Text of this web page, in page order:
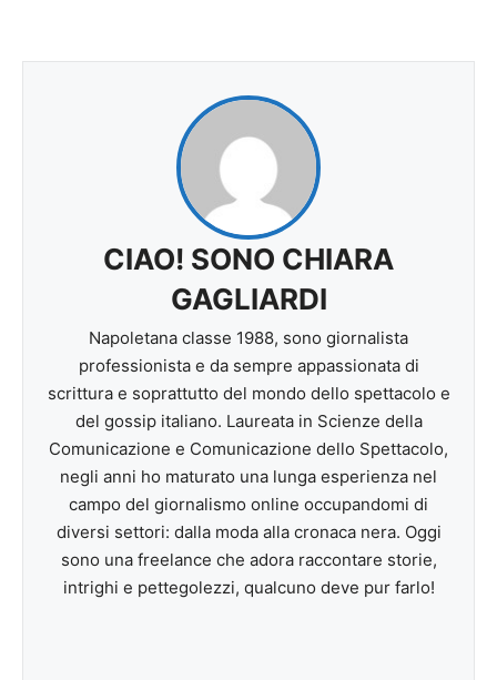
CIAO! SONO CHIARA
GAGLIARDI
Napoletana classe 1988, sono giornalista
professionista e da sempre appassionata di
scrittura e soprattutto del mondo dello spettacolo e
del gossip italiano. Laureata in Scienze della
Comunicazione e Comunicazione dello Spettacolo,
negli anni ho maturato una lunga esperienza nel
campo del giornalismo online occupandomi di
diversi settori: dalla moda alla cronaca nera. Oggi
sono una freelance che adora raccontare storie,
intrighi e pettegolezzi, qualcuno deve pur farlo!